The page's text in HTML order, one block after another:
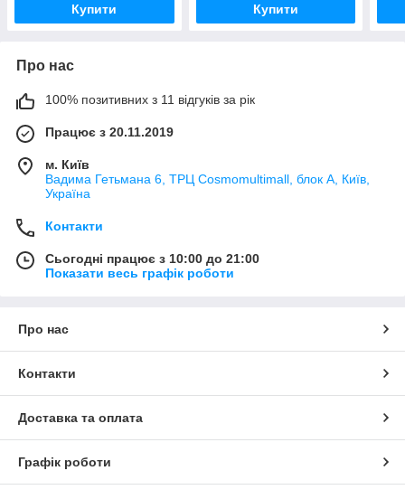
Купити Купити
Про нас
100% позитивних з 11 відгуків за рік
Працює з 20.11.2019
м. Київ
Вадима Гетьмана 6, ТРЦ Cosmomultimall, блок А, Київ,
Україна
Контакти
Сьогодні працює з 10:00 до 21:00
Показати весь графік роботи
Про нас
Контакти
Доставка та оплата
Графік роботи